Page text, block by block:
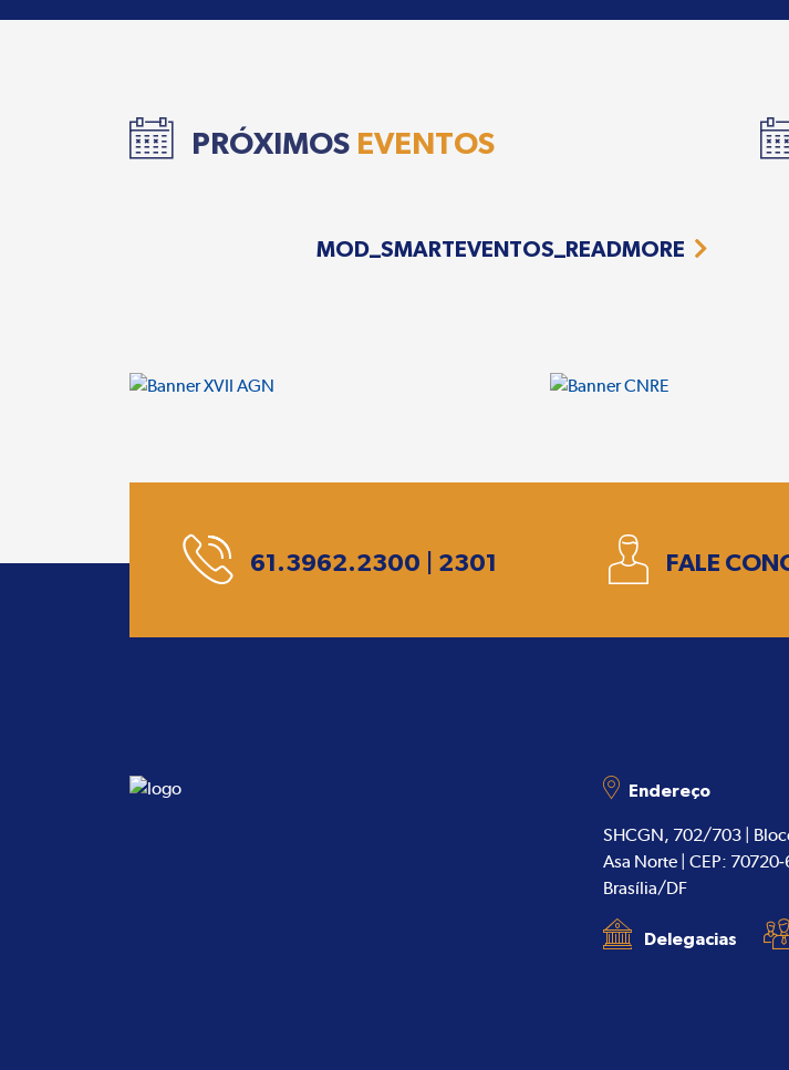
PRÓXIMOS EVENTOS
MOD_SMARTEVENTOS_READMORE
61.3962.2300 | 2301 FALE
Endereço
SHCGN, 702/703 |
Asa Norte | CEP:
Brasília/DF
Delegacias